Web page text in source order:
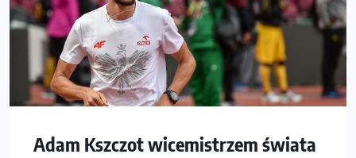
Adam Kszczot wicemistrzem świata